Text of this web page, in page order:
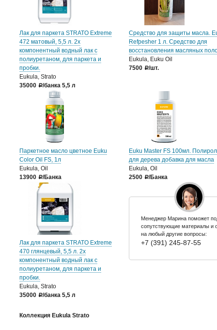
Лак для паркета STRATO Extreme
472 матовый, 5,5 л. 2х
компонентный водный лак с
полиуретаном, для паркета и
пробки.
Eukula, Strato
35000
a/банка 5,5 л
Средство для защиты масла.
Refpesher 1 л. Средство для
восстановления масляных
Eukula, Euku Oil
7500
a/шт.
Паркетное масло цветное Euku
Color Oil FS, 1л
Eukula, Oil
13900
a/Банка
Euku Master FS 100мл.
для дерева добавка для масла
Eukula, Oil
2500
a/Банка
Лак для паркета STRATO Extreme
470 глянцевый, 5,5 л. 2х
компонентный водный лак с
полиуретаном, для паркета и
пробки.
Eukula, Strato
35000
a/банка 5,5 л
Менеджер Марина поможет
сопутствующие материалы и
на любый другие вопросы:
+7 (391) 245-87-55
Коллекция Eukula Strato